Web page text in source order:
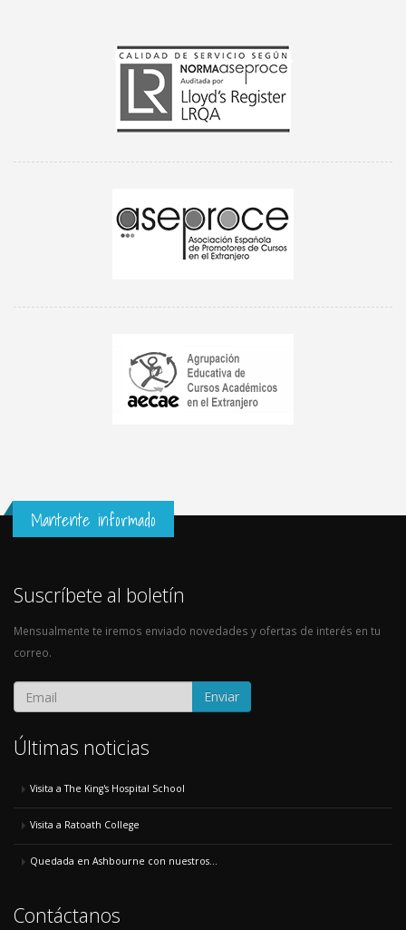
Mantente informado
Suscríbete al boletín
Mensualmente te iremos enviado novedades y ofertas de interés en tu
correo.
Enviar
Últimas noticias
Visita a The King's Hospital School
Visita a Ratoath College
Quedada en Ashbourne con nuestros...
Contáctanos